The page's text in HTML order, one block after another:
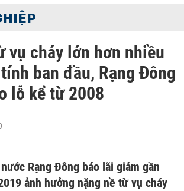
vụ cháy lớn hơn nhiều
ban đầu, Rạng Đông
lỗ kể từ 2008
Rạng Đông báo lãi giảm gần
ảnh hưởng nặng nề từ vụ cháy